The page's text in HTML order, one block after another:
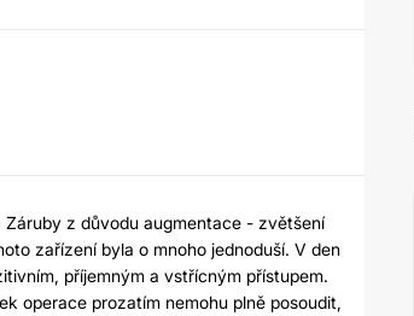
z důvodu augmentace - zvětšení
zařízení byla o mnoho jednoduší. V den
příjemným a vstřícným přístupem.
operace prozatím nemohu plně posoudit,